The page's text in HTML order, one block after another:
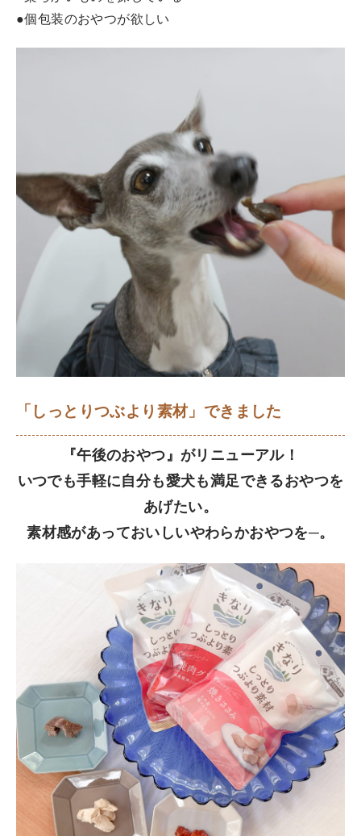
●個包装のおやつが欲しい
「しっとりつぶより素材」できました
『午後のおやつ』がリニューアル！
いつでも手軽に自分も愛犬も満足できるおやつを
あげたい。
素材感があっておいしいやわらかおやつを─。